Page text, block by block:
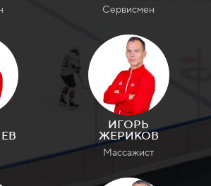
Сервисмен
ИГОРЬ
ЖЕРИКОВ
Массажист